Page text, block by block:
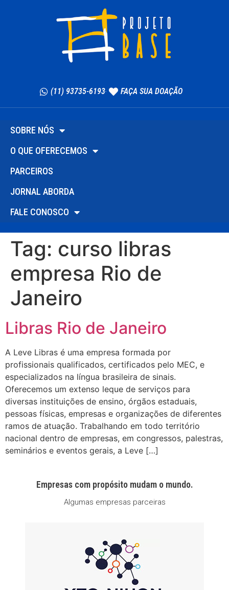
(11) 93735-6193 FAÇA SUA DOAÇÃO
SOBRE NÓS
O QUE OFERECEMOS
PARCEIROS
JORNAL ABORDA
FALE CONOSCO
Tag: curso libras
empresa Rio de
Janeiro
Libras Rio de Janeiro
A Leve Libras é uma empresa formada por
profissionais qualificados, certificados pelo MEC, e
especializados na língua brasileira de sinais.
Oferecemos um extenso leque de serviços para
diversas instituições de ensino, órgãos estaduais,
pessoas físicas, empresas e organizações de diferentes
ramos de atuação. Trabalhando em todo território
nacional dentro de empresas, em congressos, palestras,
seminários e eventos gerais, a Leve […]
Empresas com propósito mudam o mundo.
Algumas empresas parceiras